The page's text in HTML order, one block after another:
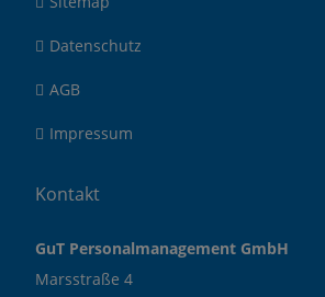
Datenschutz
AGB
Impressum
Kontakt
GuT Personalmanagement GmbH
Marsstraße 4